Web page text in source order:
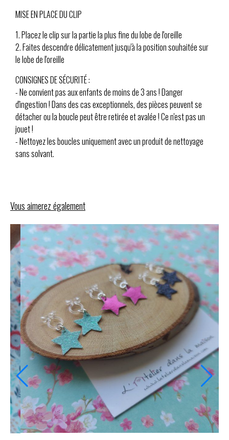
MISE EN PLACE DU CLIP
1. Placez le clip sur la partie la plus fine du lobe de l'oreille
2. Faites descendre délicatement jusqu'à la position souhaitée sur
le lobe de l'oreille
CONSIGNES DE SÉCURITÉ :
- Ne convient pas aux enfants de moins de 3 ans ! Danger
d'ingestion ! Dans des cas exceptionnels, des pièces peuvent se
détacher ou la boucle peut être retirée et avalée ! Ce n'est pas un
jouet !
- Nettoyez les boucles uniquement avec un produit de nettoyage
sans solvant.
Vous aimerez également